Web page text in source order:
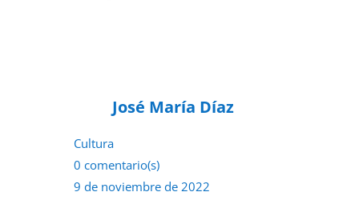
José María Díaz
Cultura
0 comentario(s)
9 de noviembre de 2022